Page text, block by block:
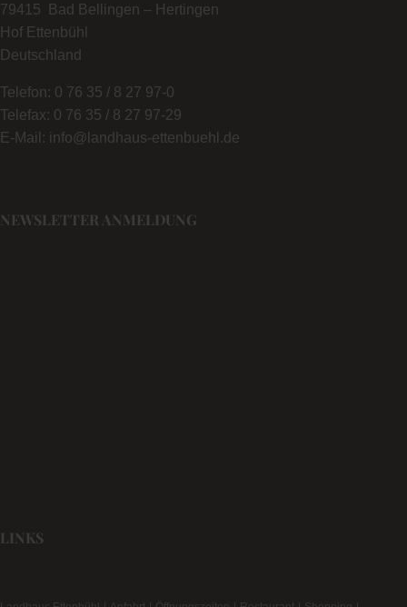
79415 Bad Bellingen – Hertingen
Hof Ettenbühl
Deutschland
Telefon: 0 76 35 / 8 27 97-0
Telefax: 0 76 35 / 8 27 97-29
E-Mail: info@landhaus-ettenbuehl.de
NEWSLETTER ANMELDUNG
LINKS